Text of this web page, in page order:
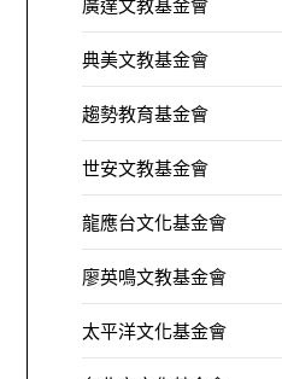
廣達文教基金會
典美文教基金會
趨勢教育基金會
世安文教基金會
龍應台文化基金會
廖英鳴文教基金會
太平洋文化基金會